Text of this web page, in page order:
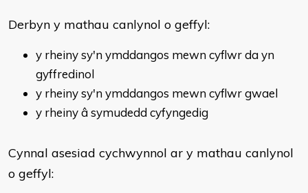
​Derbyn y mathau canlynol o geffyl:
y rheiny sy'n ymddangos mewn cyflwr da yn
gyffredinol
y rheiny sy'n ymddangos mewn cyflwr gwael
y rheiny â symudedd cyfyngedig
Cynnal asesiad cychwynnol ar y mathau canlynol
o geffyl: